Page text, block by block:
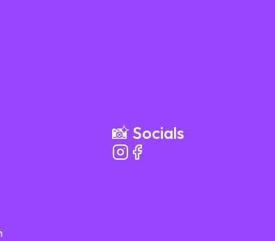
📸 Socials